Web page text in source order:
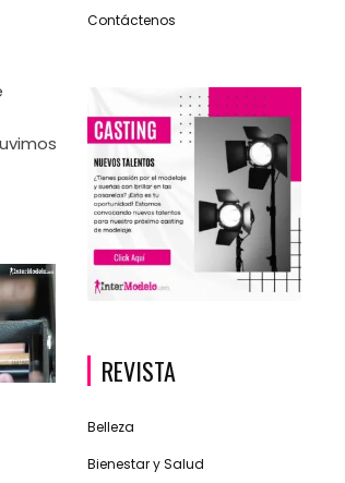
Contáctenos
REVISTA
Belleza
Bienestar y Salud